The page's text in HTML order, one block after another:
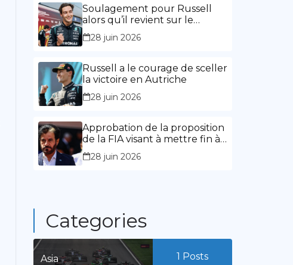
l’expérience »
Soulagement pour Russell
alors qu’il revient sur le
chemin de la victoire
28 juin 2026
Russell a le courage de sceller
la victoire en Autriche
28 juin 2026
Approbation de la proposition
de la FIA visant à mettre fin à
la limitation des mandats de
présidence
28 juin 2026
Categories
Asia 1 Posts